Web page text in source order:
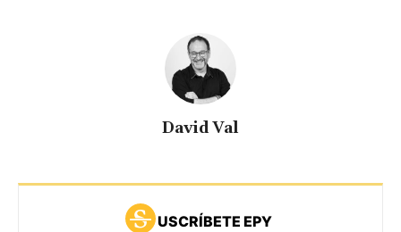
David Val
USCRÍBETE EPY